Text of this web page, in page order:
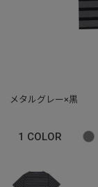
メタルグレー×黒
1 COLOR